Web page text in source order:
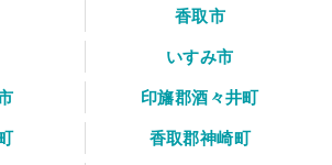
香取市
いすみ市
印旛郡酒々井町
香取郡神崎町